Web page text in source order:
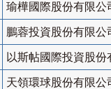
瑜樺國際股份有限公
鵬蓉投資股份有限公
以斯帖國際投資股份
天領環球股份有限公